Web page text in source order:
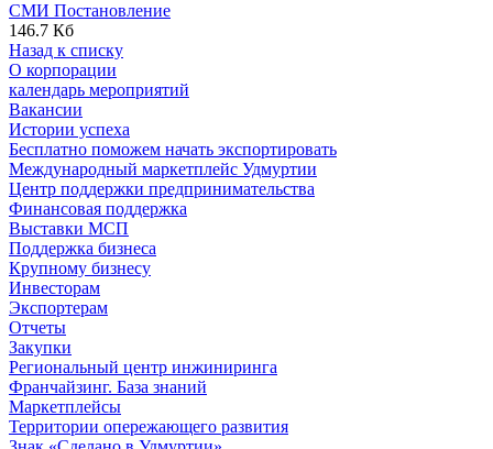
СМИ Постановление
146.7 Кб
Назад к списку
О корпорации
календарь мероприятий
Вакансии
Истории успеха
Бесплатно поможем начать экспортировать
Международный маркетплейс Удмуртии
Центр поддержки предпринимательства
Финансовая поддержка
Выставки МСП
Поддержка бизнеса
Крупному бизнесу
Инвесторам
Экспортерам
Отчеты
Закупки
Региональный центр инжиниринга
Франчайзинг. База знаний
Маркетплейсы
Территории опережающего развития